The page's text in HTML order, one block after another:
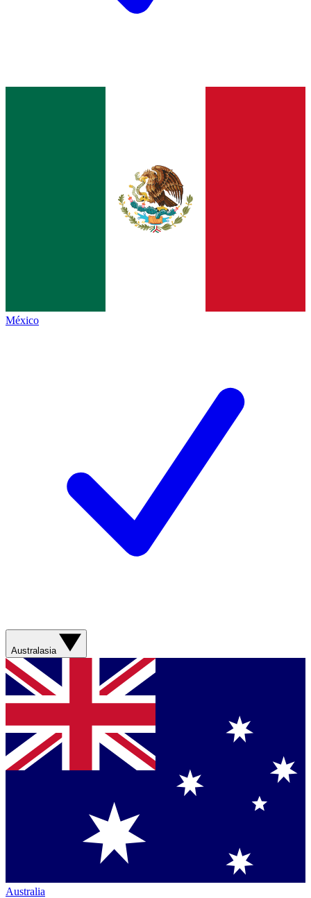
México
Australasia
Australia